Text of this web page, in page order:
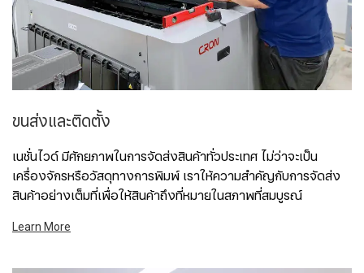
ขนส่งและติดตั้ง
เนชั่นไวด์ มีศักยภาพในการจัดส่งสินค้าทั่วประเทศ ไม่ว่าจะเป็น
เครื่องจักรหรือวัสดุทางการพิมพ์ เราให้ความสำคัญกับการจัดส่ง
สินค้าอย่างเต็มที่เพื่อให้สินค้าถึงที่หมายในสภาพที่สมบูรณ์
Learn More